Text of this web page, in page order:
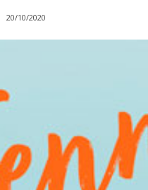
20/10/2020